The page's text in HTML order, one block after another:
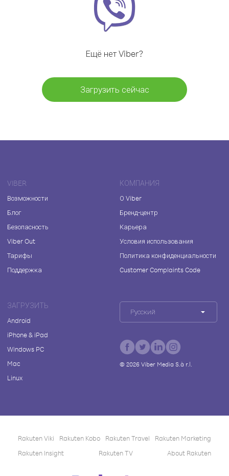
Ещё нет Viber?
Загрузить сейчас
VIBER
Возможности
Блог
Безопасность
Viber Out
Тарифы
Поддержка
КОМПАНИЯ
О Viber
Бренд-центр
Карьера
Условия использования
Политика конфиденциальности
Customer Complaints Code
ЗАГРУЗИТЬ
Android
iPhone & iPad
Windows PC
Mac
Linux
Русский
© 2026Viber Media S.à r.l.
Rakuten Viki Rakuten Kobo Rakuten Travel
Rakuten Marketing
Rakuten Insight
Rakuten TV About Rakuten